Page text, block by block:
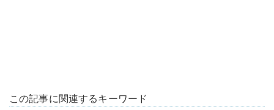
この記事に関連するキーワード